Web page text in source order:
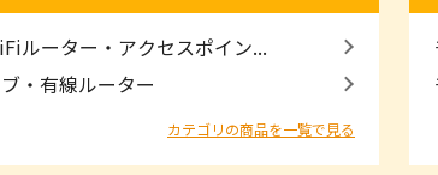
ルーター・アクセスポイン...
・有線ルーター
カテゴリの商品を一覧で見る